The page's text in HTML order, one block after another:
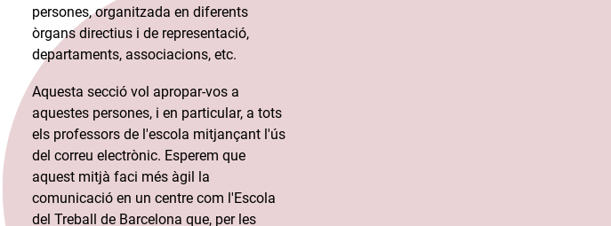
persones, organitzada en diferents
òrgans directius i de representació,
departaments, associacions, etc.​
Aquesta secció vol apropar-vos a
aquestes persones, i en particular, a tots
els professors de l'escola mitjançant l'ús
del correu electrònic. Esperem que
aquest mitjà faci més àgil la
comunicació en un centre com l'Escola
del Treball de Barcelona que, per les